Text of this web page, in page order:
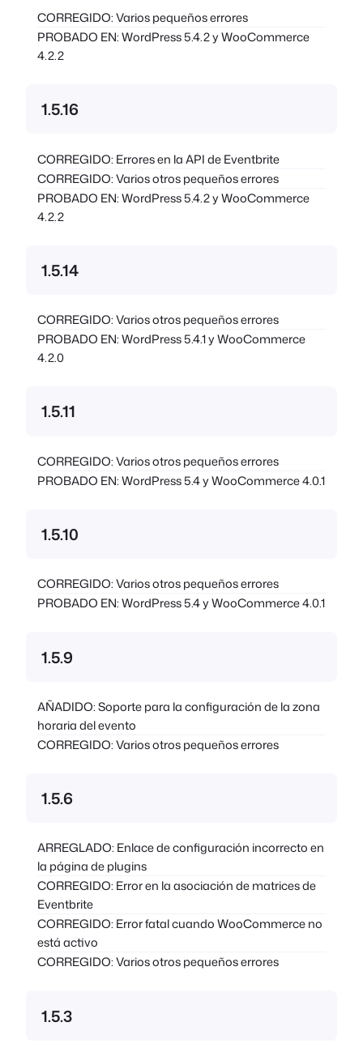
CORREGIDO: Varios pequeños errores
PROBADO EN: WordPress 5.4.2 y WooCommerce
4.2.2
1.5.16
CORREGIDO: Errores en la API de Eventbrite
CORREGIDO: Varios otros pequeños errores
PROBADO EN: WordPress 5.4.2 y WooCommerce
4.2.2
1.5.14
CORREGIDO: Varios otros pequeños errores
PROBADO EN: WordPress 5.4.1 y WooCommerce
4.2.0
1.5.11
CORREGIDO: Varios otros pequeños errores
PROBADO EN: WordPress 5.4 y WooCommerce 4.0.1
1.5.10
CORREGIDO: Varios otros pequeños errores
PROBADO EN: WordPress 5.4 y WooCommerce 4.0.1
1.5.9
AÑADIDO: Soporte para la configuración de la zona
horaria del evento
CORREGIDO: Varios otros pequeños errores
1.5.6
ARREGLADO: Enlace de configuración incorrecto en
la página de plugins
CORREGIDO: Error en la asociación de matrices de
Eventbrite
CORREGIDO: Error fatal cuando WooCommerce no
está activo
CORREGIDO: Varios otros pequeños errores
1.5.3